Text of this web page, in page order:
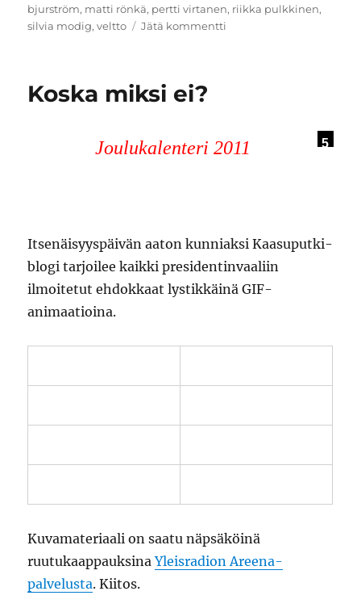
bjurström, matti rönkä, pertti virtanen, riikka pulkkinen,
silvia modig,veltto Jätä kommentti
Koska miksi ei?
5
Joulukalenteri 2011
Itsenäisyyspäivän aaton kunniaksi Kaasuputki-
blogi tarjoilee kaikki presidentinvaaliin
ilmoitetut ehdokkaat lystikkäinä GIF-
animaatioina.
Kuvamateriaali on saatu näpsäköinä
ruutukaappauksinaYleisradion Areena-
palvelusta. Kiitos.